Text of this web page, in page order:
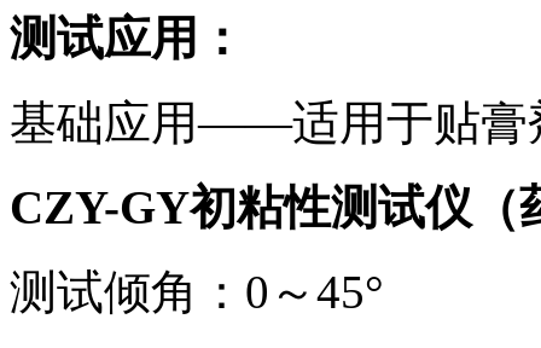
测试应用：
基础应用——适用于贴膏
CZY-GY初粘性测试仪（
测试倾角：0～45°